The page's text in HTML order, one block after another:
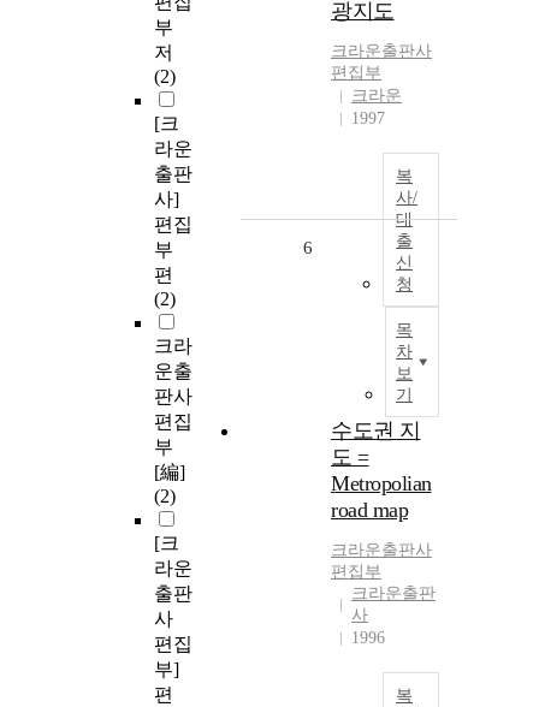
부
저
(2)
[크
라운
출판
사]
편집
부
편
(2)
크라
운출
판사
편집
부
[編]
(2)
[크
라운
출판
사
편집
부]
편
광지도
크라운출판사
편집부
크라운
1997
복
사/
대
출
신
청
목
차
보
기
6
수도권 지
도 =
Metropolian
road map
크라운출판사
편집부
크라운출판
사
1996
복